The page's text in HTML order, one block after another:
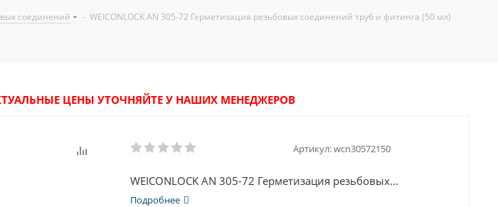
соединений - WEICONLOCK AN 305-72 Герметизация резьбовых соединений труб и фитинга (50 мл)
ЦЕНЫ УТОЧНЯЙТЕ У НАШИХ МЕНЕДЖЕРОВ
Артикул:wcn30572150
WEICONLOCK AN 305-72 Герметизация резьбовых...
Подробнее